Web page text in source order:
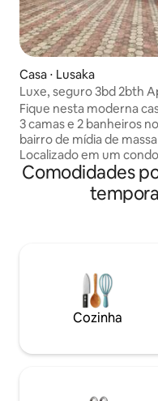
Casa ⋅ Lusaka
Luxe, seguro 3bd 2bth
e poço
Fique nesta moderna
3 camas e 2 banheiros
bairro de mídia de
Localizado em um
seguro com CFTV,
segurança 24 horas por
semana. Desfrute de
limpeza disponível por
taxa. Pergunte sobre o
para estadias mais
perfeita para
Comodidades
Cozinha